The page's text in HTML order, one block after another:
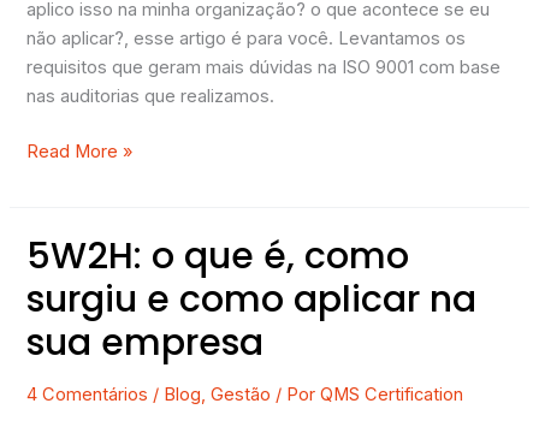
aplico isso na minha organização? o que acontece se eu
não aplicar?, esse artigo é para você. Levantamos os
requisitos que geram mais dúvidas na ISO 9001 com base
nas auditorias que realizamos.
9001:2015
Read More »
5W2H: o que é, como
surgiu e como aplicar na
sua empresa
4 Comentários / Blog ,Gestão / PorQMS Certification
5W2H:
que
é,
surgiu